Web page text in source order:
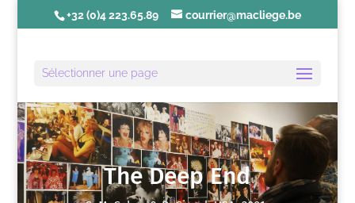
+32 (0)4 223.65.89 courrier@macliege.be
Sélectionner une page
The Deep End